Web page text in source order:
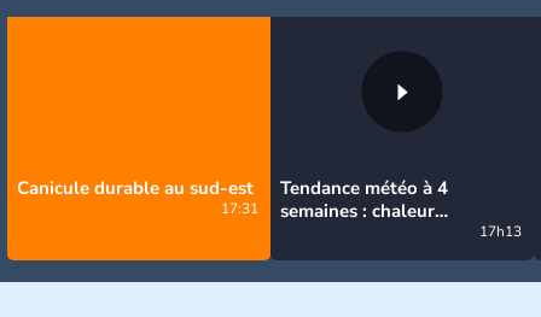
Canicule durable au sud-est
17:31
Tendance météo à 4
semaines : chaleur
septembre
17h13